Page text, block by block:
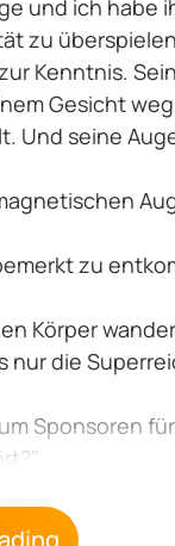
und ich habe
zu
Kenntnis.
Gesicht
seine
zu
Körper
die
Sponsoren